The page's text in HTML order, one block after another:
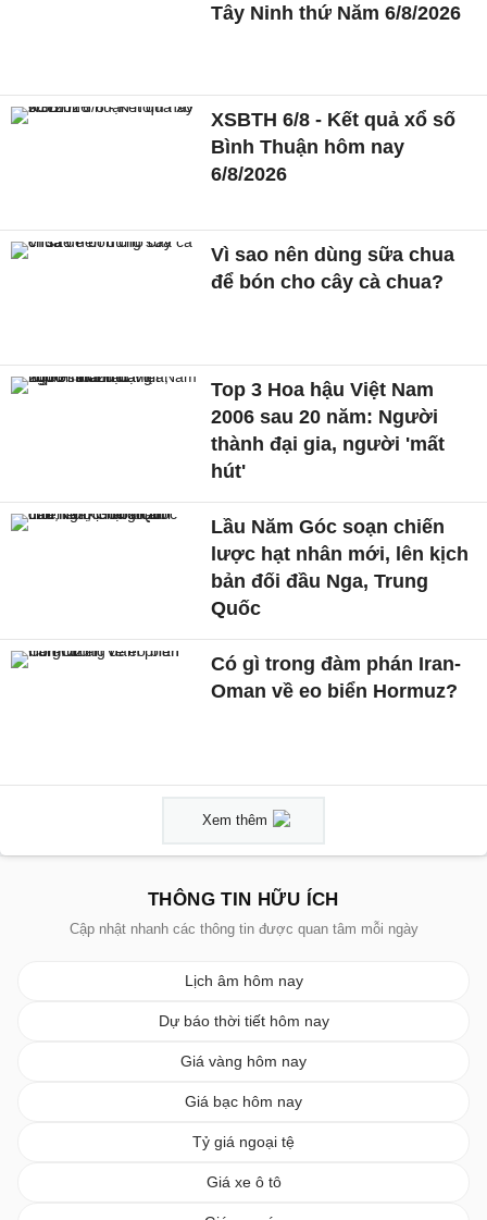
Tây Ninh thứ Năm 6/8/2026
XSBTH 6/8 - Kết quả xổ số
Bình Thuận hôm nay
6/8/2026
Vì sao nên dùng sữa chua
để bón cho cây cà chua?
Top 3 Hoa hậu Việt Nam
2006 sau 20 năm: Người
thành đại gia, người 'mất
hút'
Lầu Năm Góc soạn chiến
lược hạt nhân mới, lên kịch
bản đối đầu Nga, Trung
Quốc
Có gì trong đàm phán Iran-
Oman về eo biển Hormuz?
Xem thêm
THÔNG TIN HỮU ÍCH
Cập nhật nhanh các thông tin được quan tâm mỗi ngày
Lịch âm hôm nay
Dự báo thời tiết hôm nay
Giá vàng hôm nay
Giá bạc hôm nay
Tỷ giá ngoại tệ
Giá xe ô tô